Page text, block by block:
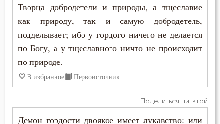
Работа
Радость
Самолюбие
Марк Подвижник
Марк Эфесский
Мефодий Олимпийский
Митрофан Воронежский
Нектарий Оптинский (Тихонов)
Творца добродетели и природы, а тщеславие
как природу, так и самую добродетель,
подделывает; ибо у гордого ничего не делается
по Богу, а у тщеславного ничто не происходит
по природе.
В избранное Первоисточник
Поделиться цитатой
Демон гордости двоякое имеет лукавство: или